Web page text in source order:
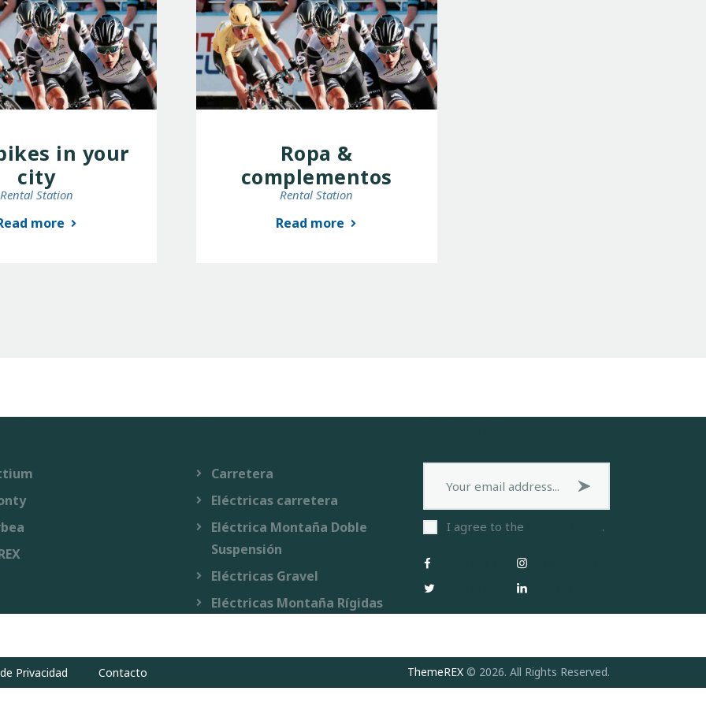
in your
city
Rental Station
more
Ropa &
complementos
Rental Station
Read more
Carretera
Eléctricas carretera
Eléctrica Montaña Doble
Suspensión
Eléctricas Gravel
Eléctricas Montaña Rígidas
Subscribe now
I agree to the .
Privacidad Contacto ThemeREX © 2026. All Rights Reserved.